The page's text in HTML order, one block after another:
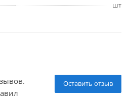
шт
Оставить отзыв